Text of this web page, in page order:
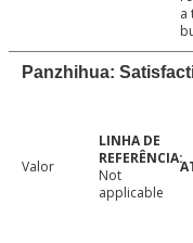
a
Panzhihua:
Valor
Not
applicable